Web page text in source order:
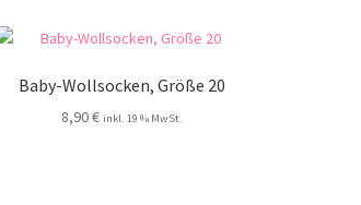
Baby-Wollsocken, Größe 20
8,90€ inkl. 19 % MwSt.